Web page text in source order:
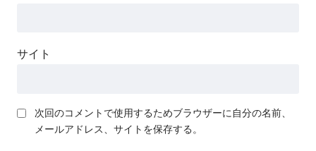
サイト
次回のコメントで使用するためブラウザーに自分の名前、
メールアドレス、サイトを保存する。